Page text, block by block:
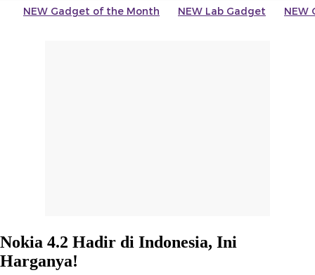
NEW Gadget of the Month NEW Lab Gadget NEW
Nokia 4.2 Hadir di Indonesia, Ini
Harganya!